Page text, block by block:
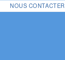
NOUS CONTACTER